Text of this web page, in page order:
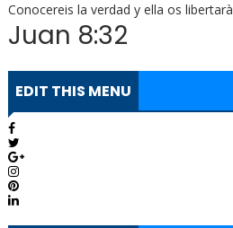
Conocereis la verdad y ella os libertarà
Juan 8:32
EDIT THIS MENU